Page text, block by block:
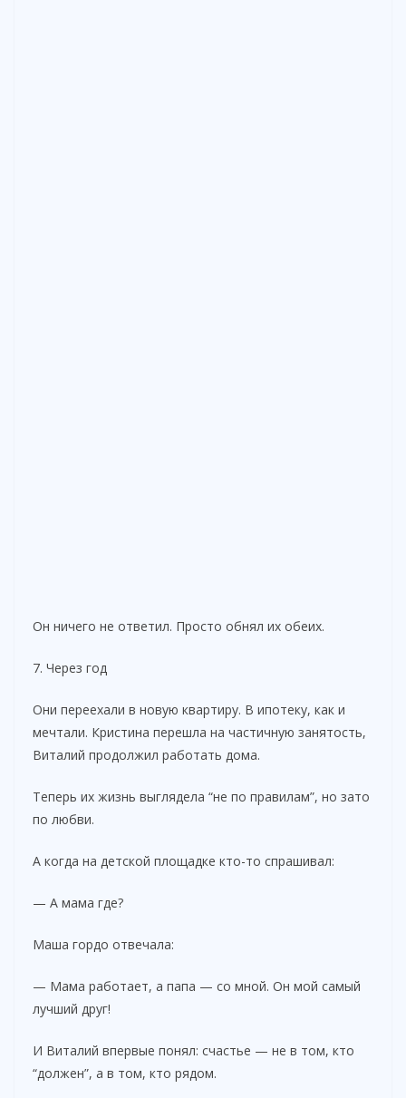
Он ничего не ответил. Просто обнял их обеих.
7. Через год
Они переехали в новую квартиру. В ипотеку, как и
мечтали. Кристина перешла на частичную занятость,
Виталий продолжил работать дома.
Теперь их жизнь выглядела “не по правилам”, но зато
по любви.
А когда на детской площадке кто-то спрашивал:
— А мама где?
Маша гордо отвечала:
— Мама работает, а папа — со мной. Он мой самый
лучший друг!
И Виталий впервые понял: счастье — не в том, кто
“должен”, а в том, кто рядом.